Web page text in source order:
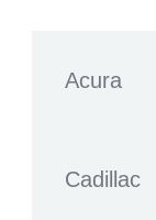
Acura
Cadillac